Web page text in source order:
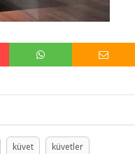
küvet küvetler